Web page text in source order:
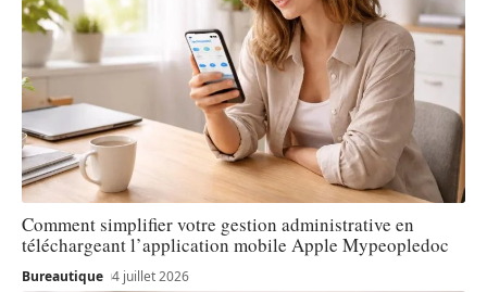
Comment simplifier votre gestion administrative en
téléchargeant l’application mobile Apple Mypeopledoc
Bureautique 4 juillet 2026